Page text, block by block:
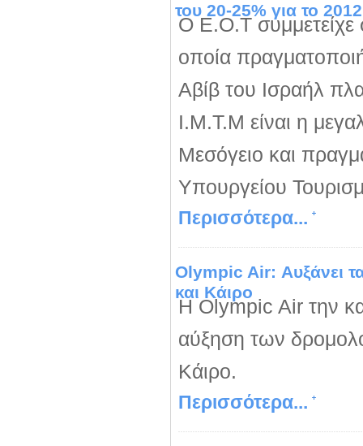
του 20-25% για το 2012
Ο Ε.Ο.Τ συμμετείχε
οποία
Αβίβ του Ισραήλ
Ι.Μ.Τ.Μ είναι η
Μεσόγειο και
Υπουργείου
Περισσότερα...
Olympic Air: Αυξάνει
και Κάιρο
Η Olympic Air την
αύξηση των
Κάιρο.
Περισσότερα...